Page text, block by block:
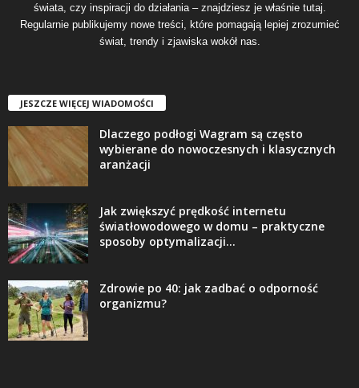
świata, czy inspiracji do działania – znajdziesz je właśnie tutaj.
Regularnie publikujemy nowe treści, które pomagają lepiej zrozumieć
świat, trendy i zjawiska wokół nas.
JESZCZE WIĘCEJ WIADOMOŚCI
Dlaczego podłogi Wagram są często
wybierane do nowoczesnych i klasycznych
aranżacji
Jak zwiększyć prędkość internetu
światłowodowego w domu – praktyczne
sposoby optymalizacji...
Zdrowie po 40: jak zadbać o odporność
organizmu?